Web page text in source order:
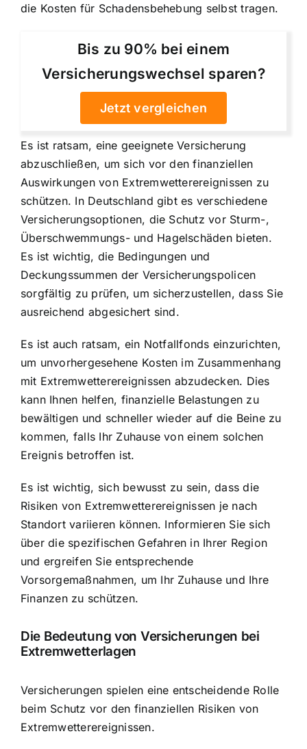
die Kosten für Schadensbehebung selbst tragen.
Bis zu 90% bei einem
Versicherungswechsel sparen?
Jetzt vergleichen
Es ist ratsam, eine geeignete Versicherung
abzuschließen, um sich vor den finanziellen
Auswirkungen von Extremwetterereignissen zu
schützen. In Deutschland gibt es verschiedene
Versicherungsoptionen, die Schutz vor Sturm-,
Überschwemmungs- und Hagelschäden bieten.
Es ist wichtig, die Bedingungen und
Deckungssummen der Versicherungspolicen
sorgfältig zu prüfen, um sicherzustellen, dass Sie
ausreichend abgesichert sind.
Es ist auch ratsam, ein Notfallfonds einzurichten,
um unvorhergesehene Kosten im Zusammenhang
mit Extremwetterereignissen abzudecken. Dies
kann Ihnen helfen, finanzielle Belastungen zu
bewältigen und schneller wieder auf die Beine zu
kommen, falls Ihr Zuhause von einem solchen
Ereignis betroffen ist.
Es ist wichtig, sich bewusst zu sein, dass die
Risiken von Extremwetterereignissen je nach
Standort variieren können. Informieren Sie sich
über die spezifischen Gefahren in Ihrer Region
und ergreifen Sie entsprechende
Vorsorgemaßnahmen, um Ihr Zuhause und Ihre
Finanzen zu schützen.
Die Bedeutung von Versicherungen bei
Extremwetterlagen
Versicherungen spielen eine entscheidende Rolle
beim Schutz vor den finanziellen Risiken von
Extremwetterereignissen.